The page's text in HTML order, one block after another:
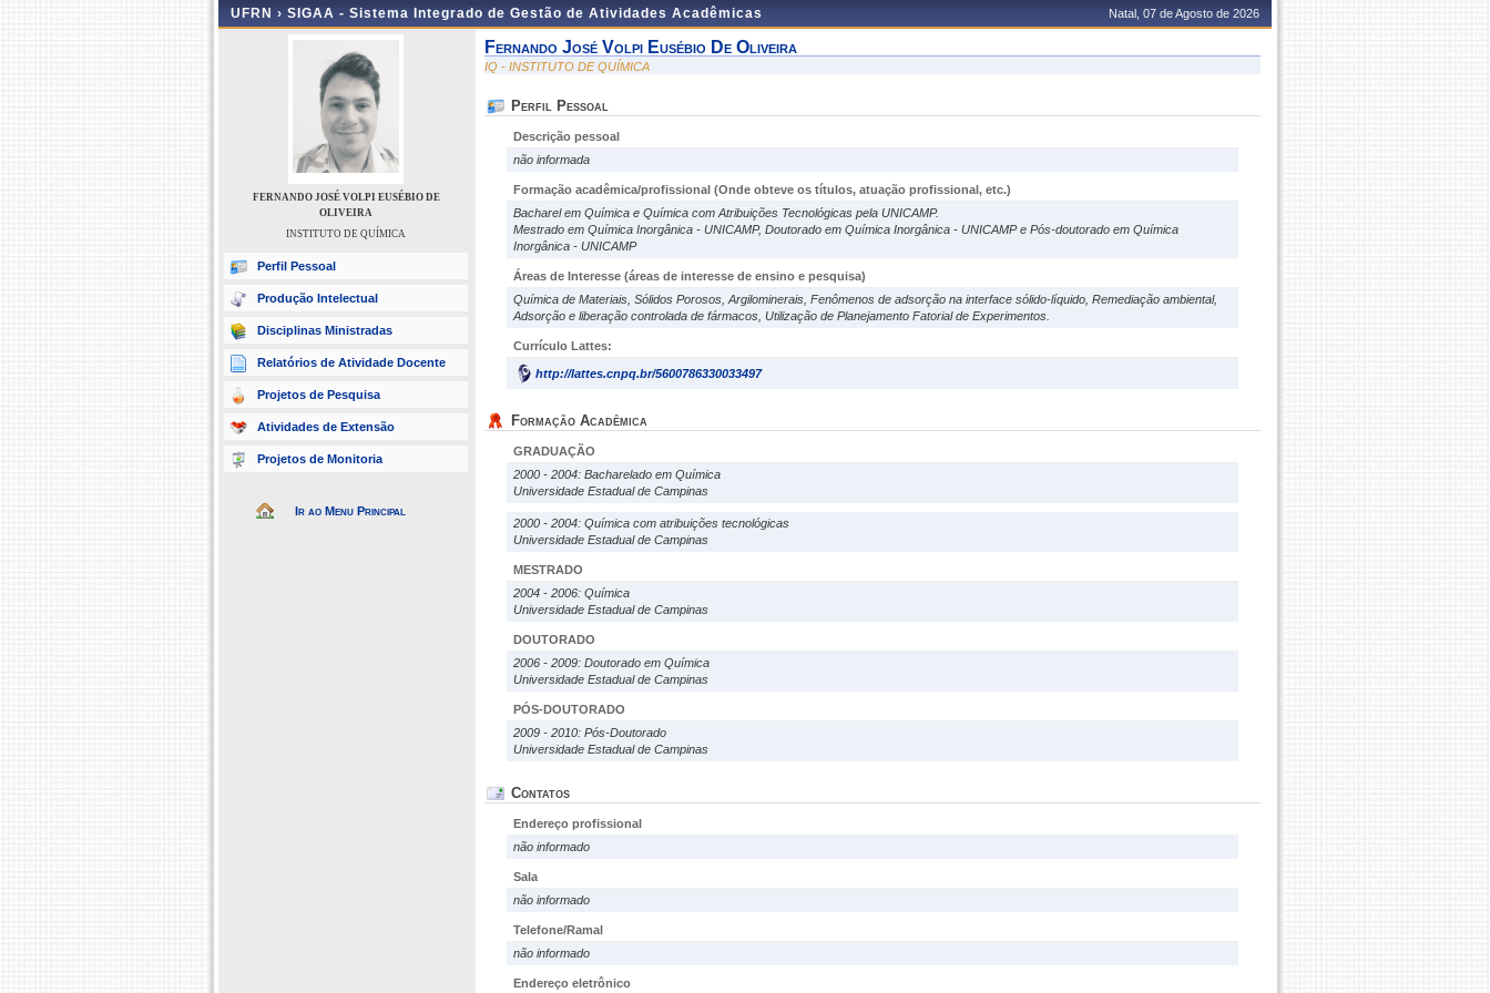
UFRN › SIGAA - Sistema Integrado de Gestão de Atividades Acadêmicas Natal, 07 de Agosto de 2026
FERNANDO JOSÉ VOLPI EUSÉBIO DE
OLIVEIRA
INSTITUTO DE QUÍMICA
Perfil Pessoal
Produção Intelectual
Disciplinas Ministradas
Relatórios de Atividade Docente
Projetos de Pesquisa
Atividades de Extensão
Projetos de Monitoria
Ir ao Menu Principal
Fernando José Volpi Eusébio De Oliveira
IQ - INSTITUTO DE QUÍMICA
Perfil Pessoal
Descrição pessoal
não informada
Formação acadêmica/profissional (Onde obteve os títulos, atuação profissional, etc.)
Bacharel em Química e Química com Atribuições Tecnológicas pela UNICAMP.
Mestrado em Química Inorgânica - UNICAMP, Doutorado em Química Inorgânica - UNICAMP e Pós-doutorado em Química
Inorgânica - UNICAMP
Áreas de Interesse (áreas de interesse de ensino e pesquisa)
Química de Materiais, Sólidos Porosos, Argilominerais, Fenômenos de adsorção na interface sólido-líquido, Remediação ambiental,
Adsorção e liberação controlada de fármacos, Utilização de Planejamento Fatorial de Experimentos.
Currículo Lattes:
http://lattes.cnpq.br/5600786330033497
Formação Acadêmica
GRADUAÇÃO
2000 - 2004: Bacharelado em Química
Universidade Estadual de Campinas
2000 - 2004: Química com atribuições tecnológicas
Universidade Estadual de Campinas
MESTRADO
2004 - 2006: Química
Universidade Estadual de Campinas
DOUTORADO
2006 - 2009: Doutorado em Química
Universidade Estadual de Campinas
PÓS-DOUTORADO
2009 - 2010: Pós-Doutorado
Universidade Estadual de Campinas
Contatos
Endereço profissional
não informado
Sala
não informado
Telefone/Ramal
não informado
Endereço eletrônico